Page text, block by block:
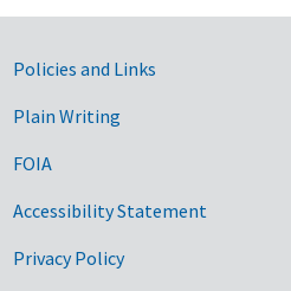
Government
Policies and Links
Plain Writing
FOIA
Accessibility Statement
Privacy Policy